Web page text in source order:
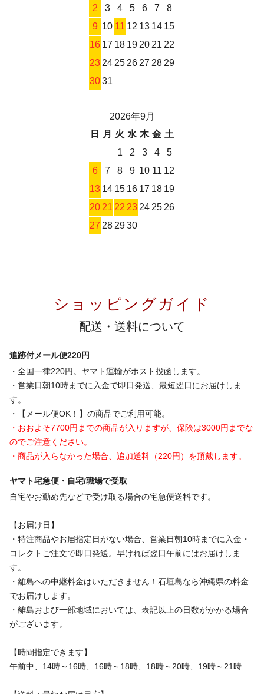
2
3 4 5 6 7
8
9 10 11 12 13 14 15
16 17 18 19 20 21 22
23 24 25 26 27 28 29
3031
2026年9月
日
月 火 水 木 金 土
1
2 3 4
5
6
7 8 9 10 11 12
13 14 15 16 17 18 19
20 21 22 23 24 25 26
27 28 2930
ショッピングガイド
配送・送料について
追跡付メール便220円
・全国一律220円。ヤマト運輸がポスト投函します。
・営業日朝10時までに入金で即日発送、最短翌日にお届けしま
す。
・【メール便OK！】の商品でご利用可能。
・おおよそ7700円までの商品が入りますが、保険は3000円までな
のでご注意ください。
・商品が入らなかった場合、追加送料（220円）を頂戴します。
ヤマト宅急便・自宅/職場で受取
自宅やお勤め先などで受け取る場合の宅急便送料です。
【お届け日】
・特注商品やお届指定日がない場合、営業日朝10時までに入金・
コレクトご注文で即日発送。早ければ翌日午前にはお届けしま
す。
・離島への中継料金はいただきません！石垣島なら沖縄県の料金
でお届けします。
・離島および一部地域においては、表記以上の日数がかかる場合
がございます。
【時間指定できます】
午前中、14時～16時、16時～18時、18時～20時、19時～21時